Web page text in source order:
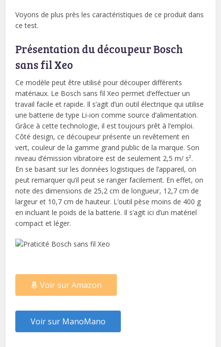
Voyons de plus près les caractéristiques de ce produit dans
ce test.
Présentation du découpeur Bosch
sans fil Xeo
Ce modèle peut être utilisé pour découper différents
matériaux. Le Bosch sans fil Xeo permet d’effectuer un
travail facile et rapide. Il s’agit d’un outil électrique qui utilise
une batterie de type Li-ion comme source d’alimentation.
Grâce à cette technologie, il est toujours prêt à l’emploi.
Côté design, ce découpeur présente un revêtement en
vert, couleur de la gamme grand public de la marque. Son
niveau d’émission vibratoire est de seulement 2,5 m/ s².
En se basant sur les données logistiques de l’appareil, on
peut remarquer qu’il peut se ranger facilement. En effet, on
note des dimensions de 25,2 cm de longueur, 12,7 cm de
largeur et 10,7 cm de hauteur. L’outil pèse moins de 400 g
en incluant le poids de la batterie. Il s’agit ici d’un matériel
compact et léger.
Voir sur Amazon
Voir sur ManoMano